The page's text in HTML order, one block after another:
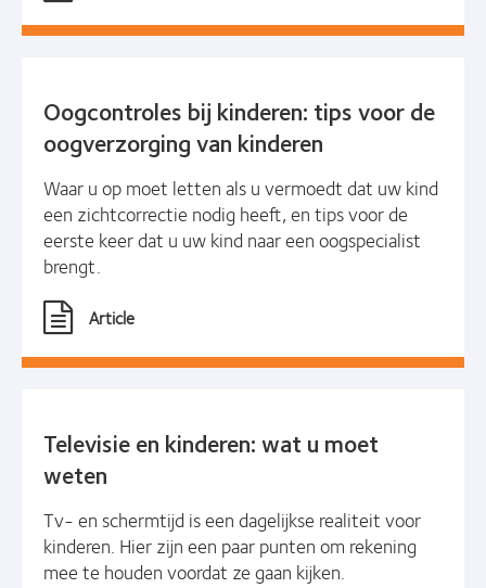
Oogcontroles bij kinderen: tips voor de
oogverzorging van kinderen
Waar u op moet letten als u vermoedt dat uw kind
een zichtcorrectie nodig heeft, en tips voor de
eerste keer dat u uw kind naar een oogspecialist
brengt.
Article
Televisie en kinderen: wat u moet
weten
Tv- en schermtijd is een dagelijkse realiteit voor
kinderen. Hier zijn een paar punten om rekening
mee te houden voordat ze gaan kijken.